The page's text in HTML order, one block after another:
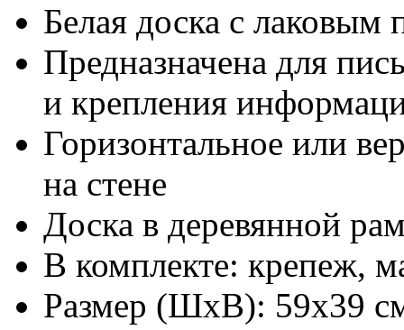
Белая доска с лаковым
Предназначена для
и крепления
Горизонтальное или
на стене
Доска в деревянной
В комплекте: крепеж,
Размер (ШхВ): 59х39